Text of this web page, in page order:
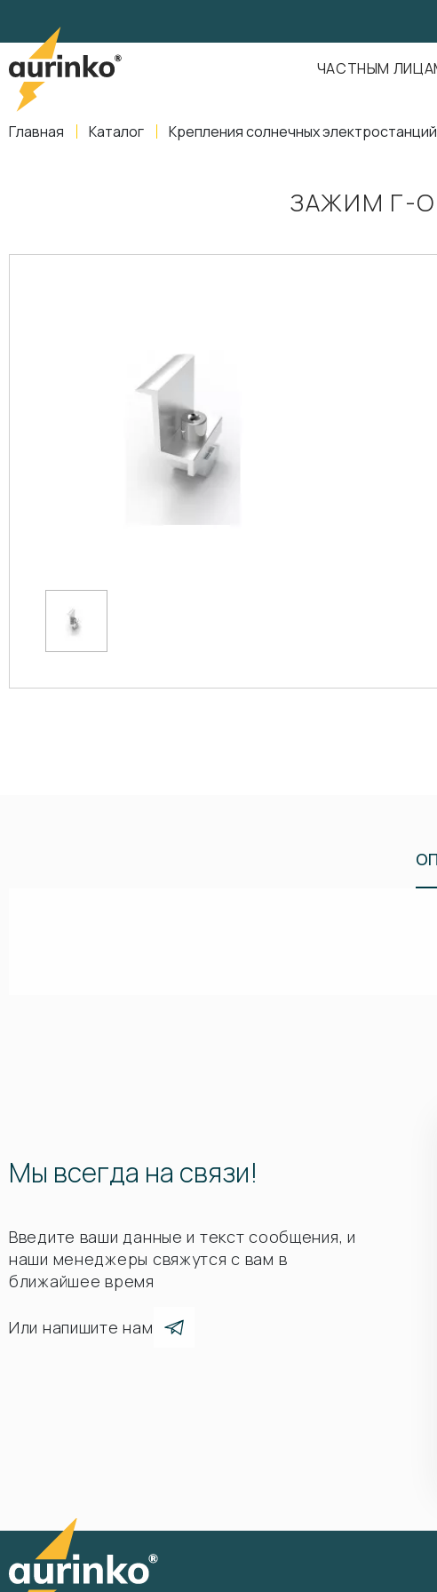
ЧАСТНЫМ
Главная Каталог Крепления солнечных электростанций
ЗАЖИМ Г-
Мы всегда на связи!
Введите ваши данные и текст сообщения, и
наши менеджеры свяжутся с вам в
ближайшее время
Или напишите нам
,Свердловская область
info@aurinkos.com
8-800-770-79-40